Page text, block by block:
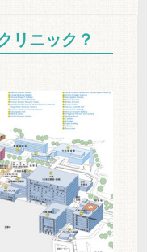
リニック？